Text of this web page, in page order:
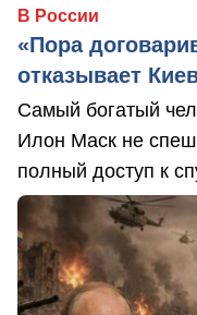
В России
«Пора
отказывает
Самый богатый
Илон Маск не
полный доступ к